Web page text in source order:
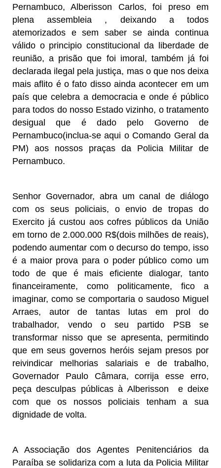
Pernambuco, Alberisson Carlos, foi preso em
plena assembleia , deixando a todos
atemorizados e sem saber se ainda continua
válido o principio constitucional da liberdade de
reunião, a prisão que foi imoral, também já foi
declarada ilegal pela justiça, mas o que nos deixa
mais aflito é o fato disso ainda acontecer em um
país que celebra a democracia e onde é público
para todos do nosso Estado vizinho, o tratamento
desigual que é dado pelo Governo de
Pernambuco(inclua-se aqui o Comando Geral da
PM) aos nossos praças da Policia Militar de
Pernambuco.
Senhor Governador, abra um canal de diálogo
com os seus policiais, o envio de tropas do
Exercito já custou aos cofres públicos da União
em torno de 2.000.000 R$(dois milhões de reais),
podendo aumentar com o decurso do tempo, isso
é a maior prova para o poder público como um
todo de que é mais eficiente dialogar, tanto
financeiramente, como politicamente, fico a
imaginar, como se comportaria o saudoso Miguel
Arraes, autor de tantas lutas em prol do
trabalhador, vendo o seu partido PSB se
transformar nisso que se apresenta, permitindo
que em seus governos heróis sejam presos por
reivindicar melhorias salariais e de trabalho,
Governador Paulo Câmara, corrija esse erro,
peça desculpas públicas à Alberisson e deixe
com que os nossos policiais tenham a sua
dignidade de volta.
A Associação dos Agentes Penitenciários da
Paraíba se solidariza com a luta da Policia Militar